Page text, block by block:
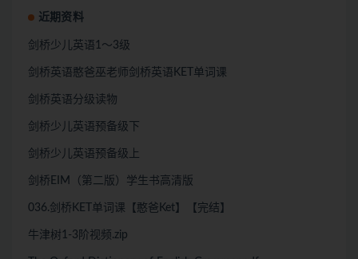
近期资料
剑桥少儿英语1～3级
剑桥英语憨爸巫老师剑桥英语KET单词课
剑桥英语分级读物
剑桥少儿英语预备级下
剑桥少儿英语预备级上
剑桥EIM（第二版）学生书高清版
036.剑桥KET单词课【憨爸Ket】【完结】
牛津树1-3阶视频.zip